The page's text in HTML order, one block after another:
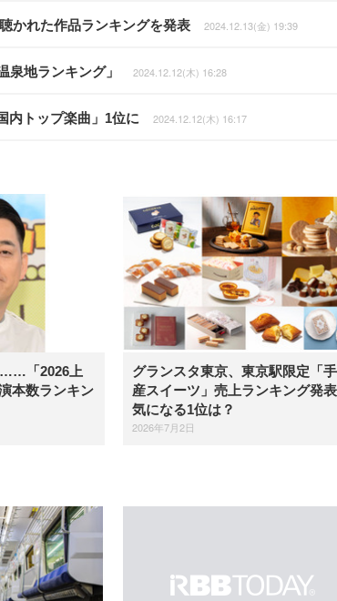
かれた作品ランキングを発表 2024.12.13(金) 19:39
地ランキング」 2024.12.12(木) 16:28
内トップ楽曲」1位に 2024.12.12(木) 16:17
……「2026上
本数ランキン
グランスタ東京、東京駅限定「
産スイーツ」売上ランキング発
気になる1位は？
2026年7月2日